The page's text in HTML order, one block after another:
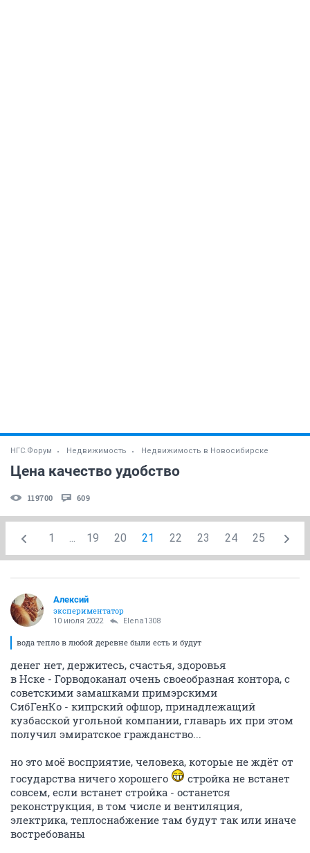
НГС.Форум Недвижимость Недвижимость в Новосибирске
Цена качество удобство
119700 609
1 ... 19 20 21 22 23 24 25
Алексий
экспериментатор
10 июля 2022 Elena1308
вода тепло в любой деревне были есть и будут
денег нет, держитесь, счастья, здоровья
в Нске - Горводоканал очень своеобразная контора, с
советскими замашками примэрскими
СибГенКо - кипрский офшор, принадлежащий
кузбасской угольной компании, главарь их при этом
получил эмиратское гражданство...
но это моё восприятие, человека, которые не ждёт от
государства ничего хорошего
стройка не встанет
совсем, если встанет стройка - останется
реконструкция, в том числе и вентиляция,
электрика, теплоснабжение там будут так или иначе
востребованы